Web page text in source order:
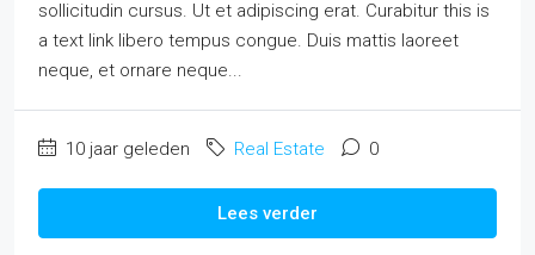
sollicitudin cursus. Ut et adipiscing erat. Curabitur this is
a text link libero tempus congue. Duis mattis laoreet
neque, et ornare neque...
10 jaar geleden Real Estate 0
Lees verder